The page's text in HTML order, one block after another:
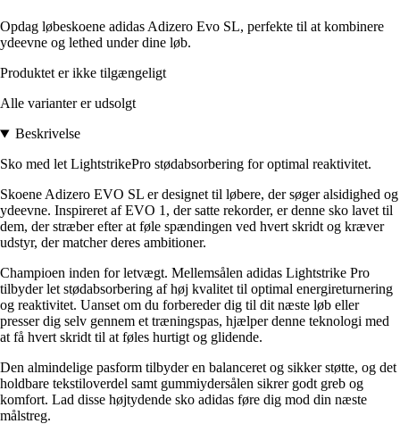
Opdag løbeskoene adidas Adizero Evo SL, perfekte til at kombinere
ydeevne og lethed under dine løb.
Produktet er ikke tilgængeligt
Alle varianter er udsolgt
Beskrivelse
Sko med let LightstrikePro stødabsorbering for optimal reaktivitet.
Skoene Adizero EVO SL er designet til løbere, der søger alsidighed og
ydeevne. Inspireret af EVO 1, der satte rekorder, er denne sko lavet til
dem, der stræber efter at føle spændingen ved hvert skridt og kræver
udstyr, der matcher deres ambitioner.
Champioen inden for letvægt. Mellemsålen adidas Lightstrike Pro
tilbyder let stødabsorbering af høj kvalitet til optimal energireturnering
og reaktivitet. Uanset om du forbereder dig til dit næste løb eller
presser dig selv gennem et træningspas, hjælper denne teknologi med
at få hvert skridt til at føles hurtigt og glidende.
Den almindelige pasform tilbyder en balanceret og sikker støtte, og det
holdbare tekstiloverdel samt gummiydersålen sikrer godt greb og
komfort. Lad disse højtydende sko adidas føre dig mod din næste
målstreg.